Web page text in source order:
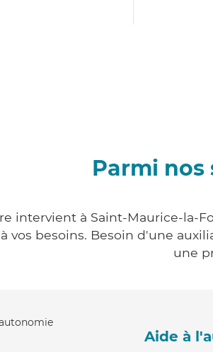
Parmi nos
intervient à Saint-Maurice-la-
vos besoins. Besoin d'une
une
Aide à